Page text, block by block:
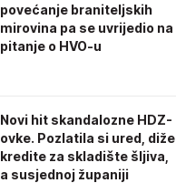
povećanje braniteljskih
mirovina pa se uvrijedio na
pitanje o HVO-u
Novi hit skandalozne HDZ-
ovke. Pozlatila si ured, diže
kredite za skladište šljiva,
a susjednoj županiji